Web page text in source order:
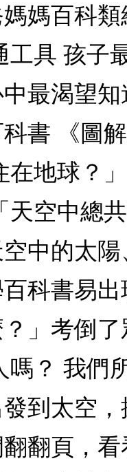
媽百科類
工具 孩子
最渴望
書 《圖
地球？
空中總
中的太
科書易
」考倒
？ 我們
到太空
翻頁，